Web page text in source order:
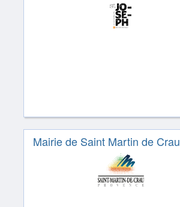
Mairie de Saint Martin de Crau